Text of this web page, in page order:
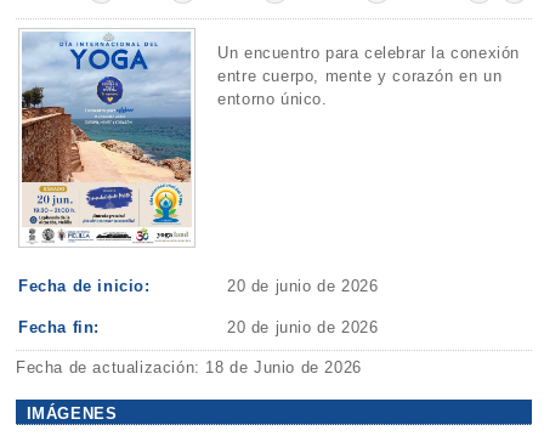
Un encuentro para celebrar la conexión
entre cuerpo, mente y corazón en un
entorno único.
Fecha de inicio: 20 de junio de 2026
Fecha fin: 20 de junio de 2026
Fecha de actualización: 18 de Junio de 2026
IMÁGENES